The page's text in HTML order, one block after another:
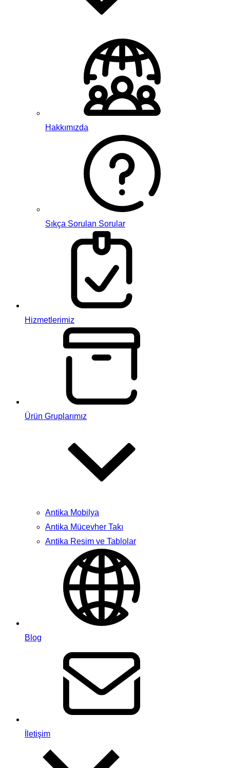
Hakkımızda
Sıkça Sorulan Sorular
Hizmetlerimiz
Ürün Gruplarımız
Antika Mobilya
Antika Mücevher Takı
Antika Resim ve Tablolar
Blog
İletişim